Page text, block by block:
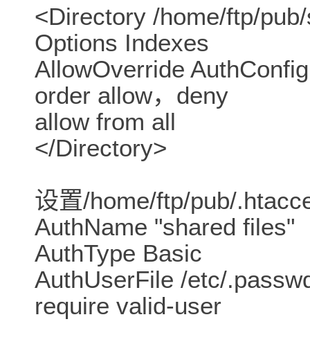
<Directory /home/ftp/
Options Indexes
AllowOverride AuthConfig
order allow，deny
allow from all
</Directory>
设置/home/ftp/pub/
AuthName "shared files"
AuthType Basic
AuthUserFile /etc/
require valid-user